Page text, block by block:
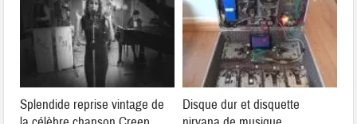
Splendide reprise vintage de
Disque dur et disquette